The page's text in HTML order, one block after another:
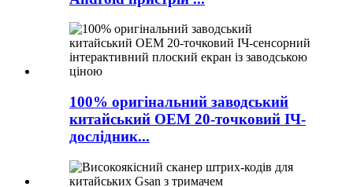
100% оригінальний заводський
китайський OEM 20-точковий ІЧ-
дослідник...